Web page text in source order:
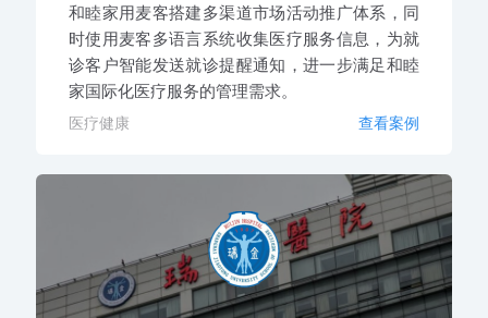
和睦家用麦客搭建多渠道市场活动推广体系，同
时使用麦客多语言系统收集医疗服务信息，为就
诊客户智能发送就诊提醒通知，进一步满足和睦
家国际化医疗服务的管理需求。
医疗健康 查看案例